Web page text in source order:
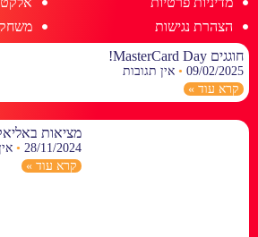
הצהרת נגישות
חוגגים MasterCard Day!
09/02/2025
אין תגובות
קרא עוד »
מציאות
28/11/2024
קרא עוד »